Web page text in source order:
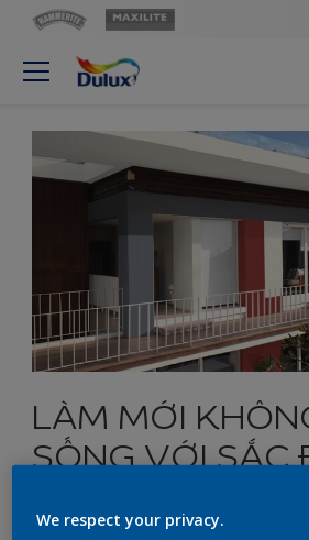
LÀM MỚI
SỐNG VỚI
We respect your privacy.